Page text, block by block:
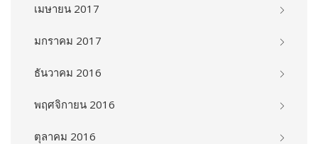
เมษายน 2017
มกราคม 2017
ธันวาคม 2016
พฤศจิกายน 2016
ตุลาคม 2016